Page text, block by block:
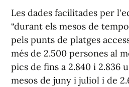
Les dades facilitades per
“durant els mesos de
pels punts de platges
més de 2.500 persones al
pics de fins a 2.840 i 2.836
mesos de juny i juliol i de